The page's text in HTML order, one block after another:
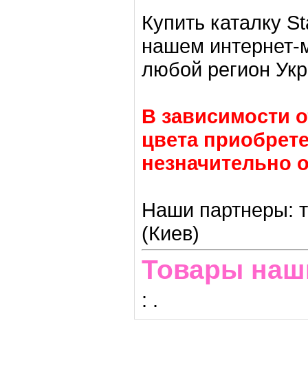
Купить каталку
нашем интернет-
любой регион
В зависимости
цвета
незначительно
Наши партнеры:
(Киев)
Товары
: .